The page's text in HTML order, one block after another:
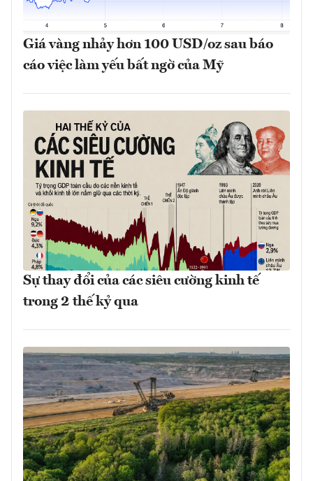
Giá vàng nhảy hơn 100 USD/oz sau báo
cáo việc làm yếu bất ngờ của Mỹ
Sự thay đổi của các siêu cường kinh tế
trong 2 thế kỷ qua